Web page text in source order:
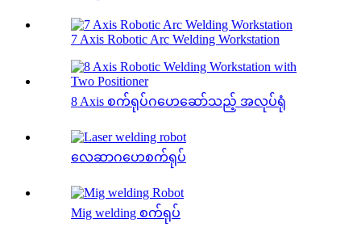
7 Axis Robotic Arc Welding Workstation
8 Axis စက်ရုပ်ဂဟေဆော်သည့် အလုပ်ရုံ
လေဆာဂဟေစက်ရုပ်
Mig welding စက်ရုပ်